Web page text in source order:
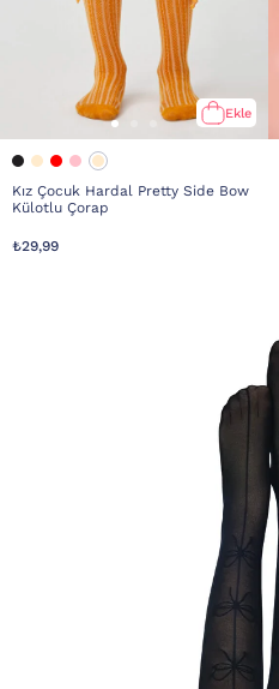
Ekle
Kız Çocuk Hardal Pretty Side Bow
Külotlu Çorap
₺29,99